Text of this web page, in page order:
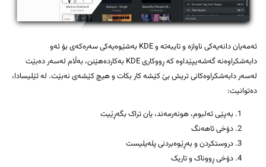
ئەمەیان دانەیەکی ناوازە و تایبەتە و KDE بەشێوەیەکی سەرەکەی بۆ ئەو
دابەشکراوەنە گەشەیپێداوە کە ڕووکاری KDE بەکاردەهێنن، بەڵام لەسەر دەبێت
لەسەر دابەشکراوەکانی تریش بێ کێشە کار بکات و هیچ کێشەی نەبێت. لە ئێلیسادا،
دەتوانیت:
بەپێی ئەلبوم، هونەرمەند، یان تراک بگەڕێیت
دۆخی ئاهەنگ
دروستکردن و بەڕێوەبردنی پلەیلیست
دۆخی ڕووناک و تاریک